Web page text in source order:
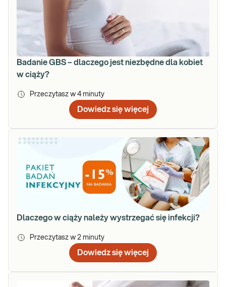
Badanie GBS – dlaczego jest niezbędne dla kobiet
w ciąży?
Przeczytasz w 4 minuty
Dowiedz się więcej
Dlaczego w ciąży należy wystrzegać się infekcji?
Przeczytasz w 2 minuty
Dowiedz się więcej